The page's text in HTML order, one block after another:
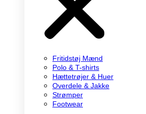
Fritidstøj Mænd
Polo & T-shirts
Hættetrøjer & Huer
Overdele & Jakke
Strømper
Footwear